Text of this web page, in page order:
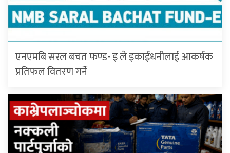
एनएमबि सरल बचत फण्ड- इ ले इकाईधनीलाई आकर्षक
प्रतिफल वितरण गर्ने